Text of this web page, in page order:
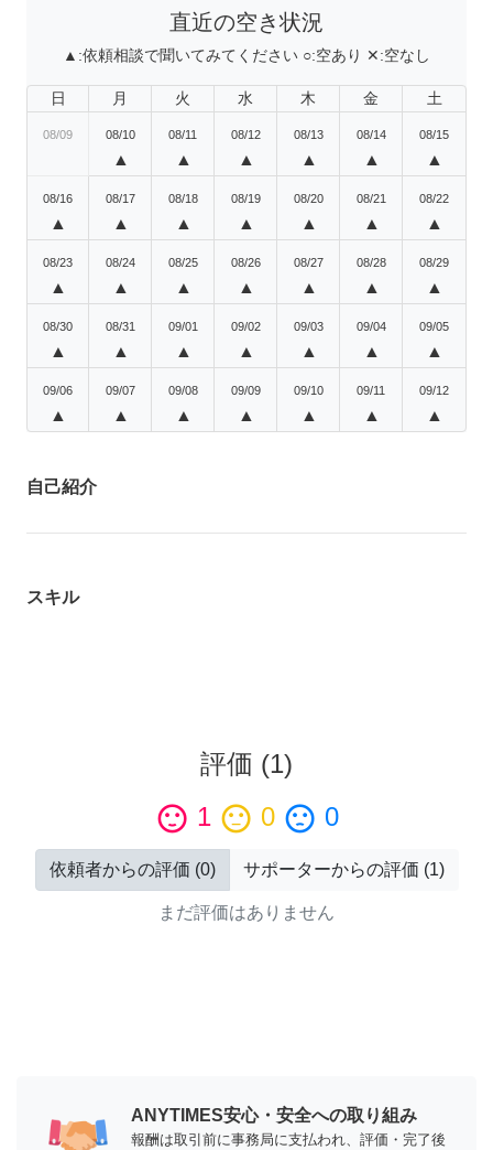
直近の空き状況
▲:依頼相談で聞いてみてください ○:空あり ✕:空なし
日 月 火 水 木 金 土
08/09 08/10
▲
08/11
▲
08/12
▲
08/13
▲
08/14
▲
08/15
▲
08/16
▲
08/17
▲
08/18
▲
08/19
▲
08/20
▲
08/21
▲
08/22
▲
08/23
▲
08/24
▲
08/25
▲
08/26
▲
08/27
▲
08/28
▲
08/29
▲
08/30
▲
08/31
▲
09/01
▲
09/02
▲
09/03
▲
09/04
▲
09/05
▲
09/06
▲
09/07
▲
09/08
▲
09/09
▲
09/10
▲
09/11
▲
09/12
▲
自己紹介
スキル
評価 (1)
sentiment_satisfied 1 sentiment_neutral 0 sentiment_dissatisfied 0
依頼者からの評価 (0) サポーターからの評価 (1)
まだ評価はありません
ANYTIMES安心・安全への取り組み
報酬は取引前に事務局に支払われ、評価・完了後